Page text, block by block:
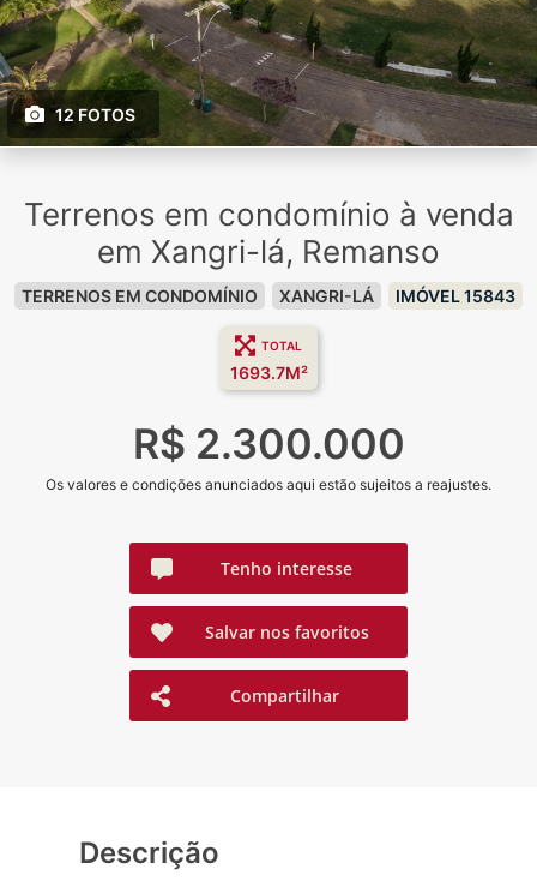
12 FOTOS
Terrenos em condomínio à venda
em Xangri-lá, Remanso
TERRENOS EM CONDOMÍNIO XANGRI-LÁ IMÓVEL 15843
TOTAL
1693.7M²
R$ 2.300.000
Os valores e condições anunciados aqui estão sujeitos a reajustes.
Tenho interesse
Salvar nos favoritos
Compartilhar
Descrição